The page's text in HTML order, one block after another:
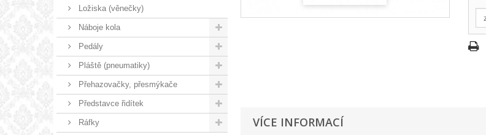
Ložiska (věnečky)
Náboje kola
Pedály
Pláště (pneumatiky)
Přehazovačky, přesmýkače
Představce řidítek
Ráfky VÍCE INFORMACÍ